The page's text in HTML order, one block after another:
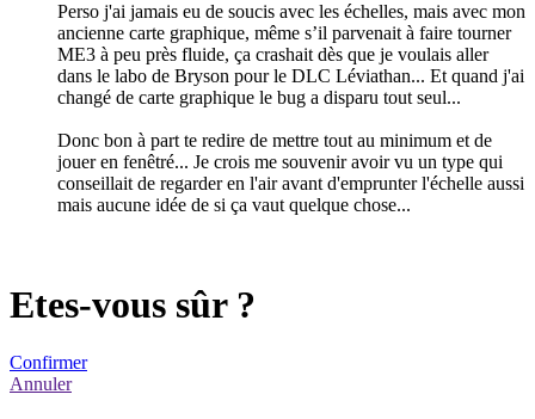
Perso j'ai jamais eu de soucis avec les échelles, mais avec mon
ancienne carte graphique, même s’il parvenait à faire tourner
ME3 à peu près fluide, ça crashait dès que je voulais aller
dans le labo de Bryson pour le DLC Léviathan... Et quand j'ai
changé de carte graphique le bug a disparu tout seul...
Donc bon à part te redire de mettre tout au minimum et de
jouer en fenêtré... Je crois me souvenir avoir vu un type qui
conseillait de regarder en l'air avant d'emprunter l'échelle aussi
mais aucune idée de si ça vaut quelque chose...
Etes-vous sûr ?
Confirmer
Annuler